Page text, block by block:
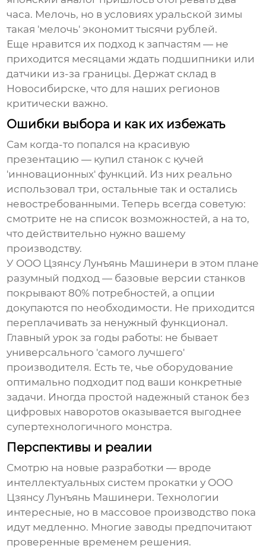
часа. Мелочь, но в условиях уральской зимы
такая 'мелочь' экономит тысячи рублей.
Еще нравится их подход к запчастям — не
приходится месяцами ждать подшипники или
датчики из-за границы. Держат склад в
Новосибирске, что для наших регионов
критически важно.
Ошибки выбора и как их избежать
Сам когда-то попался на красивую
презентацию — купил станок с кучей
'инновационных' функций. Из них реально
использовал три, остальные так и остались
невостребованными. Теперь всегда советую:
смотрите не на список возможностей, а на то,
что действительно нужно вашему
производству.
У ООО Цзянсу Лунъянь Машинери в этом плане
разумный подход — базовые версии станков
покрывают 80% потребностей, а опции
докупаются по необходимости. Не приходится
переплачивать за ненужный функционал.
Главный урок за годы работы: не бывает
универсального 'самого лучшего'
производителя. Есть те, чье оборудование
оптимально подходит под ваши конкретные
задачи. Иногда простой надежный станок без
цифровых наворотов оказывается выгоднее
супертехнологичного монстра.
Перспективы и реалии
Смотрю на новые разработки — вроде
интеллектуальных систем прокатки у ООО
Цзянсу Лунъянь Машинери. Технологии
интересные, но в массовое производство пока
идут медленно. Многие заводы предпочитают
проверенные временем решения.